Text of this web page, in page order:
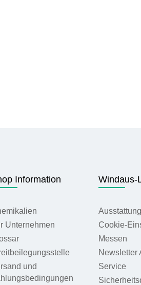
Information
Unternehmen
und
Windaus-
Cookie-
Messen
Newsletter
Service